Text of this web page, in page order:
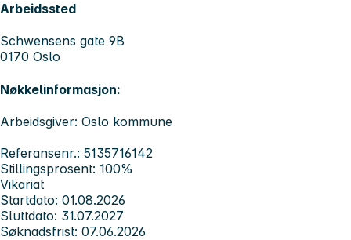
Arbeidssted
Schwensens gate 9B
0170 Oslo
Nøkkelinformasjon:
Arbeidsgiver: Oslo kommune
Referansenr.: 5135716142
Stillingsprosent: 100%
Vikariat
Startdato: 01.08.2026
Sluttdato: 31.07.2027
Søknadsfrist: 07.06.2026